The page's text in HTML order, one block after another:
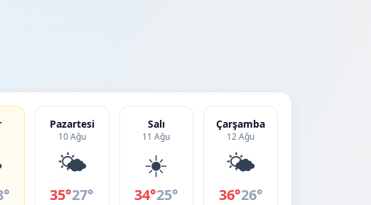
Pazartesi
10 Ağu
🌤️
35°27°
Salı
11 Ağu
☀️
34°25°
Çarşamba
12 Ağu
🌤️
36°26°